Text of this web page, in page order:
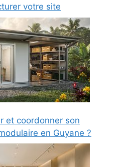
votre site
et coordonner son
en Guyane ?